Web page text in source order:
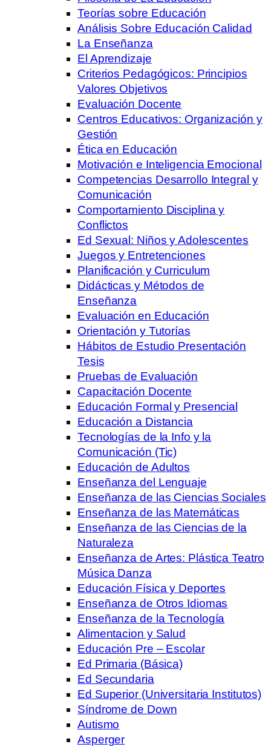
Teorías sobre Educación
Análisis Sobre Educación Calidad
La Enseñanza
El Aprendizaje
Criterios Pedagógicos: Principios
Valores Objetivos
Evaluación Docente
Centros Educativos: Organización y
Gestión
Ética en Educación
Motivación e Inteligencia Emocional
Competencias Desarrollo Integral y
Comunicación
Comportamiento Disciplina y
Conflictos
Ed Sexual: Niños y Adolescentes
Juegos y Entretenciones
Planificación y Curriculum
Didácticas y Métodos de
Enseñanza
Evaluación en Educación
Orientación y Tutorías
Hábitos de Estudio Presentación
Tesis
Pruebas de Evaluación
Capacitación Docente
Educación Formal y Presencial
Educación a Distancia
Tecnologías de la Info y la
Comunicación (Tic)
Educación de Adultos
Enseñanza del Lenguaje
Enseñanza de las Ciencias Sociales
Enseñanza de las Matemáticas
Enseñanza de las Ciencias de la
Naturaleza
Enseñanza de Artes: Plástica Teatro
Música Danza
Educación Física y Deportes
Enseñanza de Otros Idiomas
Enseñanza de la Tecnología
Alimentacion y Salud
Educación Pre – Escolar
Ed Primaria (Básica)
Ed Secundaria
Ed Superior (Universitaria Institutos)
Síndrome de Down
Autismo
Asperger